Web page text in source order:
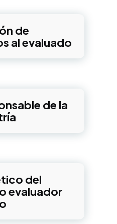
de
al evaluado
de la
del
evaluador